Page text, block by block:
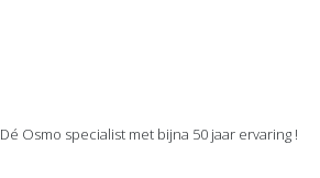
Dé Osmo specialist met bijna 50 jaar ervaring !